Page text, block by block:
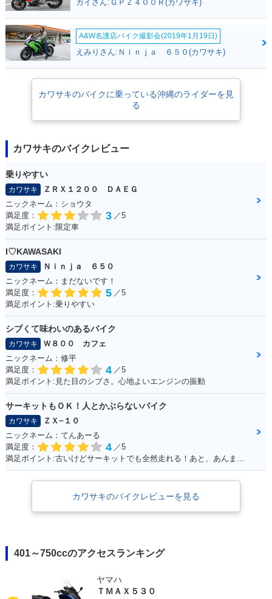
2012年 Versys 650
ABS・カラーチェン
ジ
2012年 Versys 65
0・カラーチェンジ
2011年 Versys 650
ABS・カラーチェン
ジ
0・カラーチェンジ
2008年 Versys 650
ABS・カラーチェン
ジ
2008年 Versys 65
0・カラーチェンジ
2007年 Versys 65
0・新登場
カイさん:ＧＰＺ４００Ｒ(カワサキ)
A&W名護店バイク撮影会(2019年1月19日)
えみりさん:Ｎｉｎｊａ ６５０(カワサキ)
カワサキのバイクに乗っている沖縄のライダーを見
る
カワサキのバイクレビュー
乗りやすい
カワサキ
ＺＲＸ１２００ ＤＡＥＧ
ニックネーム：ショウタ
満足度：
3 ／5
満足ポイント:限定車
I♡KAWASAKI
カワサキ
Ｎｉｎｊａ ６５０
ニックネーム：まだないです！
満足度：
5 ／5
満足ポイント:乗りやすい
シブくて味わいのあるバイク
カワサキ
Ｗ８００ カフェ
ニックネーム：修平
満足度：
4 ／5
満足ポイント:見た目のシブさ。心地よいエンジンの振動
サーキットもＯＫ！人とかぶらないバイク
カワサキ
ＺＸ−１０
ニックネーム：てんあーる
満足度：
4 ／5
満足ポイント:古いけどサーキットでも全然走れる！あと、あんまり乗っている人が少ない。メーターが好き
カワサキのバイクレビューを見る
401～750ccのアクセスランキング
ヤマハ
ＴＭＡＸ５３０